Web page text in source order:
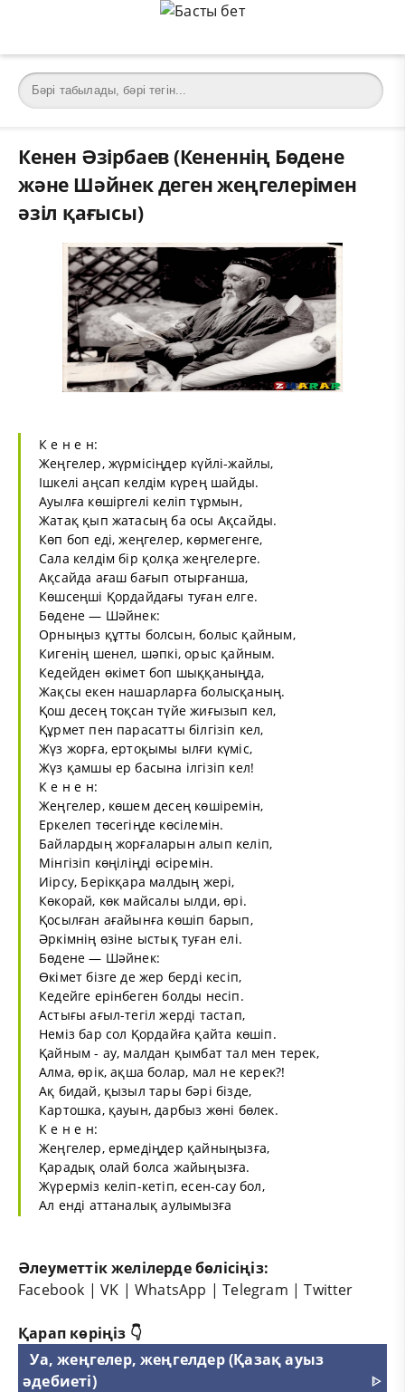
Кенен Әзірбаев (Кененнің Бөдене
және Шәйнек деген жеңгелерімен
әзіл қағысы)
К е н е н:
Жеңгелер, жүрмісіңдер күйлі-жайлы,
Ішкелі аңсап келдім күрең шайды.
Ауылға көшіргелі келіп тұрмын,
Жатақ қып жатасың ба осы Ақсайды.
Көп боп еді, жеңгелер, көрмегенге,
Сала келдім бір қолқа жеңгелерге.
Ақсайда ағаш бағып отырғанша,
Көшсеңші Қордайдағы туған елге.
Бөдене — Шәйнек:
Орныңыз құтты болсын, болыс қайным,
Кигенің шенел, шәпкі, орыс қайным.
Кедейден өкімет боп шыққаныңда,
Жақсы екен нашарларға болысқаның.
Қош десең тоқсан түйе жиғызып кел,
Құрмет пен парасатты білгізіп кел,
Жүз жорға, ертоқымы ылғи күміс,
Жүз қамшы ер басына ілгізіп кел!
К е н е н:
Жеңгелер, көшем десең көшіремін,
Еркелеп төсегіңде көсілемін.
Байлардың жорғаларын алып келіп,
Мінгізіп көңіліңді өсіремін.
Иірсу, Берікқара малдың жері,
Көкорай, көк майсалы ылди, өрі.
Қосылған ағайынға көшіп барып,
Әркімнің өзіне ыстық туған елі.
Бөдене — Шәйнек:
Өкімет бізге де жер берді кесіп,
Кедейге ерінбеген болды несіп.
Астығы ағыл-тегіл жерді тастап,
Неміз бар сол Қордайға қайта көшіп.
Қайным - ау, малдан қымбат тал мен терек,
Алма, өрік, ақша болар, мал не керек?!
Ақ бидай, қызыл тары бәрі бізде,
Картошка, қауын, дарбыз жөні бөлек.
К е н е н:
Жеңгелер, ермедіңдер қайныңызға,
Қарадық олай болса жайыңызға.
Жүрерміз келіп-кетіп, есен-сау бол,
Ал енді аттаналық аулымызға
Әлеуметтік желілерде бөлісіңіз:
Facebook |VK |WhatsApp |Telegram |Twitter
Қарап көріңіз 👇
Уа, жеңгелер, жеңгелдер (Қазақ ауыз
әдебиеті)
ᐈ